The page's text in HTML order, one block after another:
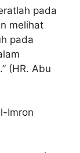
pada
melihat
pada
(HR. Abu
Imron